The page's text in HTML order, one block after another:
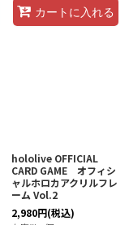
カートに入れる
hololive OFFICIAL
CARD GAME オフィシ
ャルホロカアクリルフレ
ーム Vol.2
2,980円(税込)